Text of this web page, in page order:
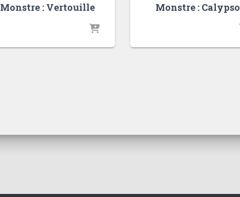
Monstre : Vertouille Monstre : Calypso